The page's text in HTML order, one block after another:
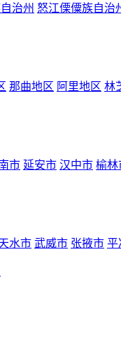
治州 怒江傈僳族自治
那曲地区 阿里地区 林
市 延安市 汉中市 榆林
水市 武威市 张掖市 平